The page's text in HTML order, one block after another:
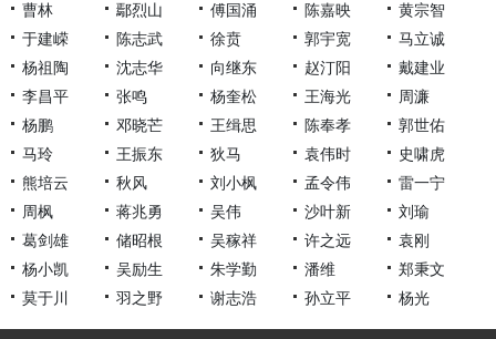
曹林
鄢烈山 傅国涌 陈嘉映
黄宗智
于建嵘
陈志武 徐贲 郭宇宽
马立诚
杨祖陶
沈志华 向继东 赵汀阳
戴建业
李昌平
张鸣 杨奎松 王海光
周濂
杨鹏
邓晓芒 王缉思 陈奉孝
郭世佑
马玲
王振东 狄马 袁伟时
史啸虎
熊培云
秋风 刘小枫 孟令伟
雷一宁
周枫
蒋兆勇 吴伟 沙叶新
刘瑜
葛剑雄
储昭根 吴稼祥 许之远
袁刚
杨小凯
吴励生 朱学勤 潘维
郑秉文
莫于川
羽之野 谢志浩 孙立平 杨光